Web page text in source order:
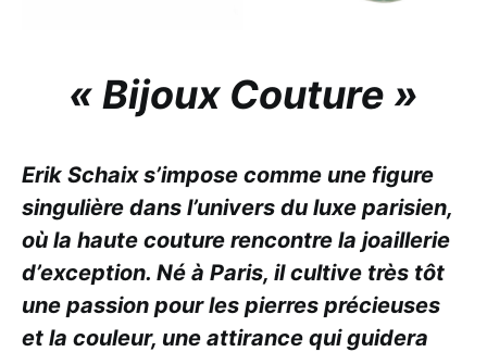
« Bijoux Couture »
Erik Schaix s’impose comme une figure
singulière dans l’univers du luxe parisien,
où la haute couture rencontre la joaillerie
d’exception. Né à Paris, il cultive très tôt
une passion pour les pierres précieuses
et la couleur, une attirance qui guidera